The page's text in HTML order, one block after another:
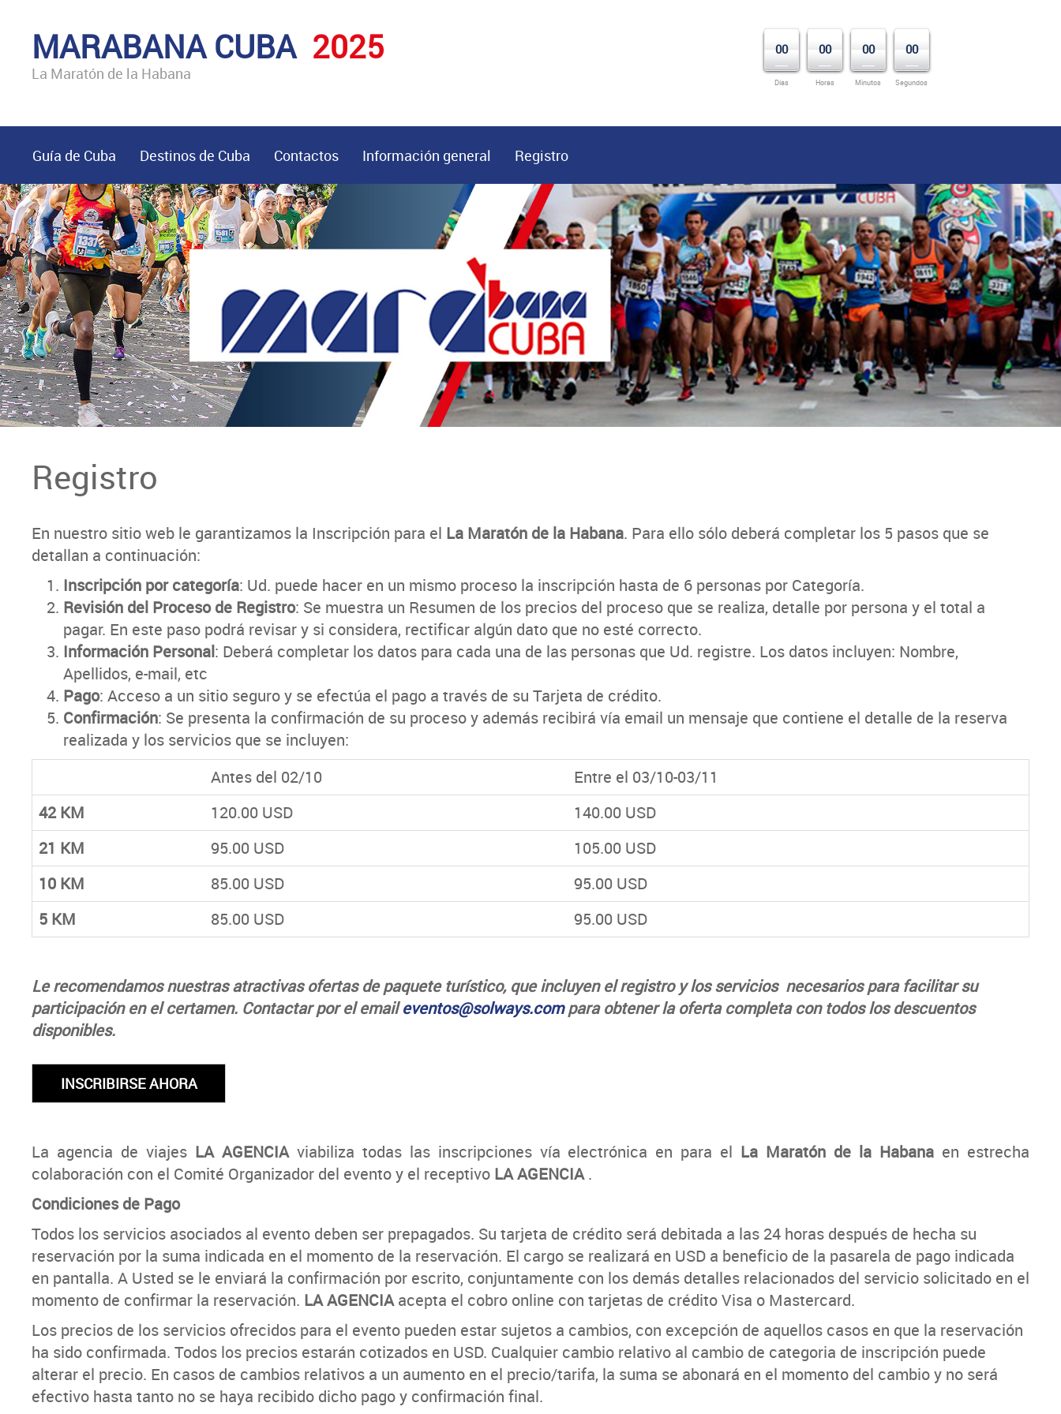
MARABANA CUBA 2025
La Maratón de la Habana
00
Días
00
Horas
00
Minutos
00
Segundos
Guía de Cuba Destinos de Cuba Contactos Información general Registro
Registro
En nuestro sitio web le garantizamos la Inscripción para el La Maratón de la Habana. Para ello sólo deberá completar los 5 pasos que se
detallan a continuación:
Inscripción por categoría: Ud. puede hacer en un mismo proceso la inscripción hasta de 6 personas por Categoría.
Revisión del Proceso de Registro: Se muestra un Resumen de los precios del proceso que se realiza, detalle por persona y el total a
pagar. En este paso podrá revisar y si considera, rectificar algún dato que no esté correcto.
Información Personal: Deberá completar los datos para cada una de las personas que Ud. registre. Los datos incluyen: Nombre,
Apellidos, e-mail, etc
Pago: Acceso a un sitio seguro y se efectúa el pago a través de su Tarjeta de crédito.
Confirmación: Se presenta la confirmación de su proceso y además recibirá vía email un mensaje que contiene el detalle de la reserva
realizada y los servicios que se incluyen:
Antes del 02/10
Entre el 03/10-03/11
42 KM
120.00 USD
140.00 USD
21 KM
95.00 USD
105.00 USD
10 KM
85.00 USD
95.00 USD
5 KM
85.00 USD 95.00 USD
Le recomendamos nuestras atractivas ofertas de paquete turístico, que incluyen el registro y los servicios necesarios para facilitar su
participación en el certamen. Contactar por el emaileventos@solways.compara obtener la oferta completa con todos los descuentos
disponibles.
La agencia de viajes LA AGENCIA viabiliza todas las inscripciones vía electrónica en para el La Maratón de la Habana en estrecha
colaboración con el Comité Organizador del evento y el receptivo LA AGENCIA.
Condiciones de Pago
Todos los servicios asociados al evento deben ser prepagados. Su tarjeta de crédito será debitada a las 24 horas después de hecha su
reservación por la suma indicada en el momento de la reservación. El cargo se realizará en USD a beneficio de la pasarela de pago indicada
en pantalla. A Usted se le enviará la confirmación por escrito, conjuntamente con los demás detalles relacionados del servicio solicitado en el
momento de confirmar la reservación. LA AGENCIAacepta el cobro online con tarjetas de crédito Visa o Mastercard.
Los precios de los servicios ofrecidos para el evento pueden estar sujetos a cambios, con excepción de aquellos casos en que la reservación
ha sido confirmada. Todos los precios estarán cotizados en USD. Cualquier cambio relativo al cambio de categoria de inscripción puede
alterar el precio. En casos de cambios relativos a un aumento en el precio/tarifa, la suma se abonará en el momento del cambio y no será
efectivo hasta tanto no se haya recibido dicho pago y confirmación final.